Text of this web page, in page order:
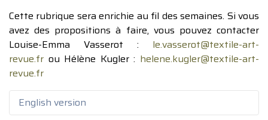
Cette rubrique sera enrichie au fil des semaines. Si vous
avez des propositions à faire, vous pouvez contacter
Louise-Emma Vasserot : le.vasserot@textile-art-
revue.fr ou Hélène Kugler : helene.kugler@textile-art-
revue.fr
English version